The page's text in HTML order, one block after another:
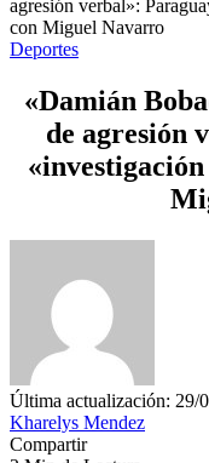
agresión verbal»:
con Miguel Navarro
Deportes
«Damián
de agresión
Última actualización: 29/
Kharelys Mendez
Compartir